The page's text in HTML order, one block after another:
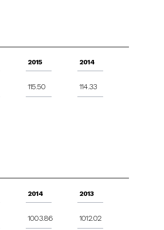
2015
115.50
2014
114.33
2014
1003.86
2013
1012.02